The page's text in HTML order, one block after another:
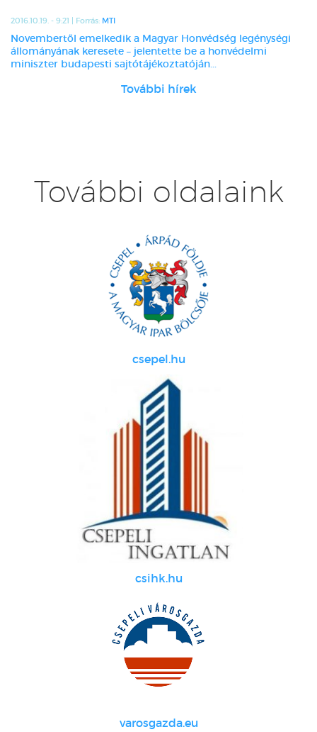
2016.10.19. - 9:21 | Forrás: MTI
Novembertől emelkedik a Magyar Honvédség legénységi
állományának keresete – jelentette be a honvédelmi
miniszter budapesti sajtótájékoztatóján...
További hírek
További oldalaink
csepel.hu
csihk.hu
varosgazda.eu